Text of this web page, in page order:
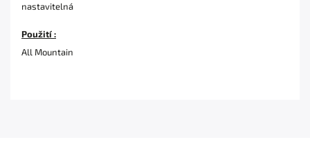
nastavitelná
Použití :
All Mountain